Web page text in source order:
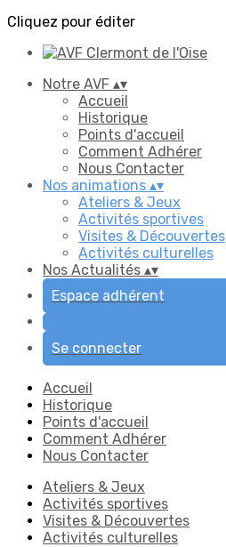
Cliquez pour éditer
Notre AVF ▴▾
Accueil
Historique
Points d'accueil
Comment Adhérer
Nous Contacter
Nos animations ▴▾
Ateliers & Jeux
Activités sportives
Visites & Découvertes
Activités culturelles
Nos Actualités ▴▾
Espace adhérent
Se connecter
Accueil
Historique
Points d'accueil
Comment Adhérer
Nous Contacter
Ateliers & Jeux
Activités sportives
Visites & Découvertes
Activités culturelles